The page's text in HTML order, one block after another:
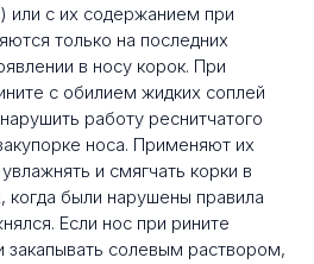
или с их содержанием при
только на последних
в носу корок. При
с обилием жидких соплей
работу реснитчатого
носа. Применяют их
и смягчать корки в
когда были нарушены правила
Если нос при рините
закапывать солевым раствором,